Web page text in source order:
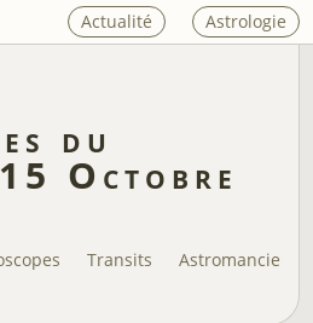
Actualité Astrologie
du
Octobre
Transits Astromancie